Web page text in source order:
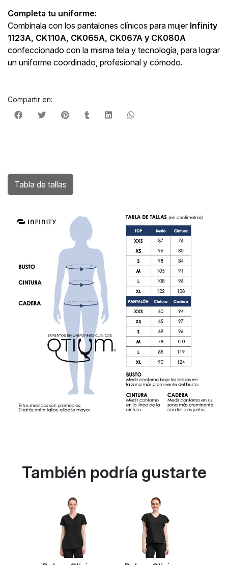
Completa tu uniforme:
Combínala con los pantalones clínicos para mujer Infinity
1123A, CK110A, CK065A, CK067A y CK080A
confeccionado con la misma tela y tecnología, para lograr
un uniforme coordinado, profesional y cómodo.
Compartir en:
Tabla de tallas
También podría gustarte